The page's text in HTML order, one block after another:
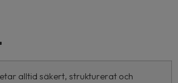
alltid säkert, strukturerat och